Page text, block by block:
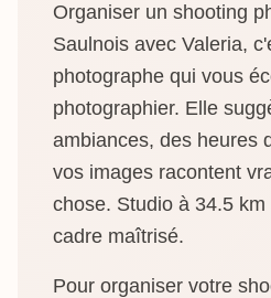
Organiser un shooting
Saulnois avec Valeria,
photographe qui vous
photographier. Elle
ambiances, des heures
vos images racontent
chose. Studio à 34.5
cadre maîtrisé.
Pour organiser votre